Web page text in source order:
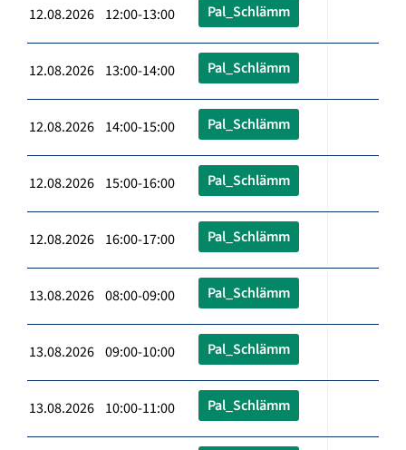
12.08.2026 12:00-13:00 Pal_Schlämm
12.08.2026 13:00-14:00 Pal_Schlämm
12.08.2026 14:00-15:00 Pal_Schlämm
12.08.2026 15:00-16:00 Pal_Schlämm
12.08.2026 16:00-17:00 Pal_Schlämm
13.08.2026 08:00-09:00 Pal_Schlämm
13.08.2026 09:00-10:00 Pal_Schlämm
13.08.2026 10:00-11:00 Pal_Schlämm